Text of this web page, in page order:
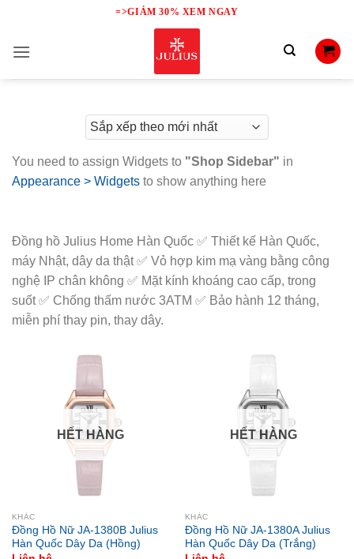
content
=>GIẢM 30% XEM NGAY
You need to assign Widgets to "Shop Sidebar" in
Appearance > Widgets to show anything here
Đồng hồ Julius Home Hàn Quốc ✅ Thiết kế Hàn Quốc,
máy Nhật, dây da thật ✅ Vỏ hợp kim mạ vàng bằng công
nghệ IP chân không ✅ Mặt kính khoáng cao cấp, trong
suốt ✅ Chống thấm nước 3ATM ✅ Bảo hành 12 tháng,
miễn phí thay pin, thay dây.
HẾT HÀNG
KHÁC
Đồng Hồ Nữ JA-1380B Julius
Hàn Quốc Dây Da (Hồng)
HẾT HÀNG
KHÁC
Đồng Hồ Nữ JA-1380A Julius
Hàn Quốc Dây Da (Trắng)